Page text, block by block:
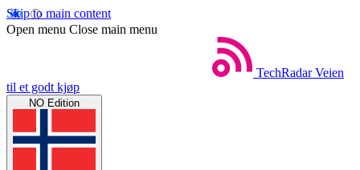
Skip to main content
Open menu Close main menu
TechRadar Veien
til et godt kjøp
NO Edition